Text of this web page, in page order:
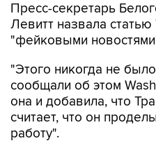
Пресс-секретарь
Левитт назвала
"фейковыми
"Этого никогда не
сообщали об этом
она и добавила, что
считает, что он
работу".